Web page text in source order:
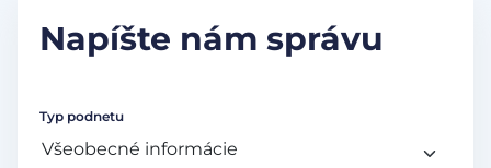
Napíšte nám správu
Typ podnetu